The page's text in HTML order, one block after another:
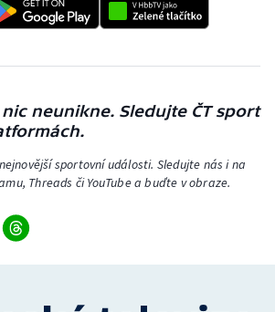
neunikne. Sledujte ČT sport
sportovní události. Sledujte nás i na
Threads či YouTube a buďte v obraze.